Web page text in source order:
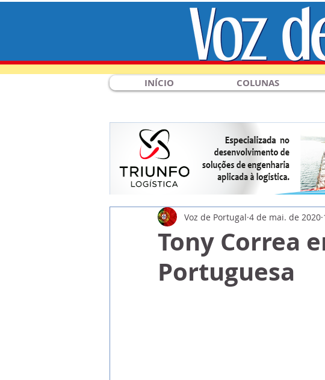
INÍCIO COLUNAS
Tony Correa
Portuguesa
Voz de Portugal 4 de mai. de 2020